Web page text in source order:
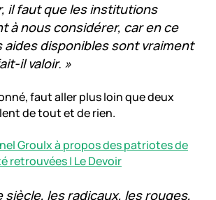
il faut que les institutions
à nous considérer, car en ce
aides disponibles sont vraiment
il valoir. »
faut aller plus loin que deux
de tout et de rien.
Groulx à propos des patriotes de
retrouvées | Le Devoir
siècle, les radicaux, les rouges,